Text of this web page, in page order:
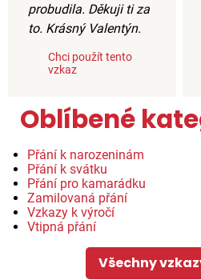
probudila. Děkuji ti za
to. Krásný Valentýn.
Chci použít tento
vzkaz
Oblíbené
Přání k narozeninám
Přání k svátku
Přání pro kamarádku
Zamilovaná přání
Vzkazy k výročí
Vtipná přání
Všechny